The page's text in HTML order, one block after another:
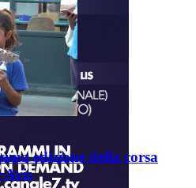
edizione della corsa
Avis